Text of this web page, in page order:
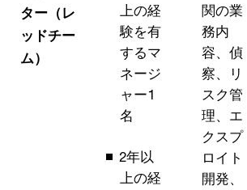
ター（レ
ッドチー
ム）
上の経
験を有
するマ
ネージ
ャー1
名
2年以
上の経
関の業
務内
容、偵
察、リ
スク管
理、エ
クスプ
ロイト
開発、